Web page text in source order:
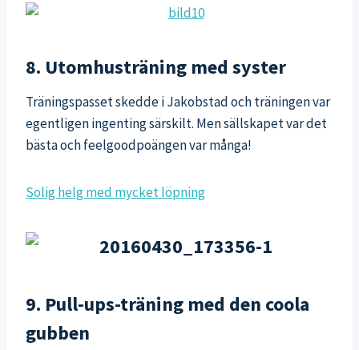
8. Utomhusträning med syster
Träningspasset skedde i Jakobstad och träningen var
egentligen ingenting särskilt. Men sällskapet var det
bästa och feelgoodpoängen var många!
Solig helg med mycket löpning
9. Pull-ups-träning med den coola
gubben